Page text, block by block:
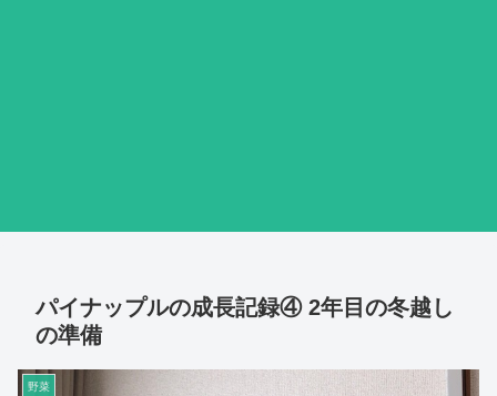
パイナップルの成長記録④ 2年目の冬越し
の準備
野菜